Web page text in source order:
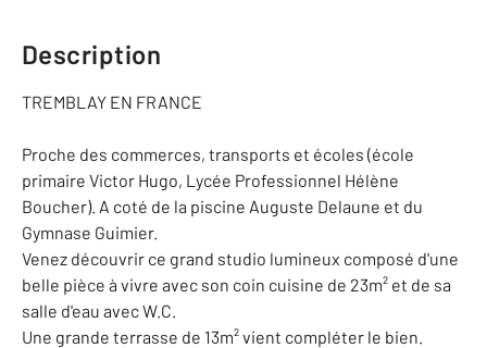
Description
TREMBLAY EN FRANCE
Proche des commerces, transports et écoles (école
primaire Victor Hugo, Lycée Professionnel Hélène
Boucher). A coté de la piscine Auguste Delaune et du
Gymnase Guimier.
Venez découvrir ce grand studio lumineux composé d'une
belle pièce à vivre avec son coin cuisine de 23m² et de sa
salle d'eau avec W.C.
Une grande terrasse de 13m² vient compléter le bien.